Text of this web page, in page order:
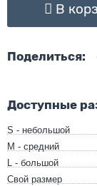
В
Поделиться:
Доступные
S - небольшой
M - средний
L - большой
Свой размер